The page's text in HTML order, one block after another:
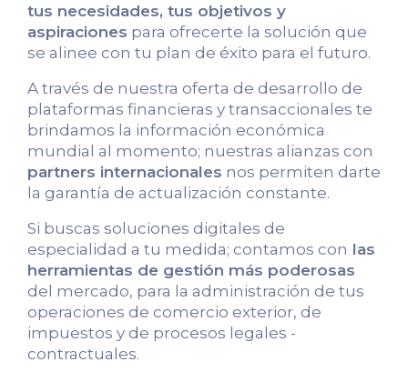
tus necesidades, tus objetivos y
aspiraciones para ofrecerte la solución que
se alinee con tu plan de éxito para el futuro.
A través de nuestra oferta de desarrollo de
plataformas financieras y transaccionales te
brindamos la información económica
mundial al momento; nuestras alianzas con
partners internacionales nos permiten darte
la garantía de actualización constante.
Si buscas soluciones digitales de
especialidad a tu medida; contamos con las
herramientas de gestión más poderosas
del mercado, para la administración de tus
operaciones de comercio exterior, de
impuestos y de procesos legales -
contractuales.